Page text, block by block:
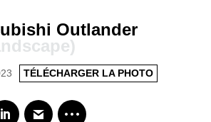
Outlander
TÉLÉCHARGER LA PHOTO